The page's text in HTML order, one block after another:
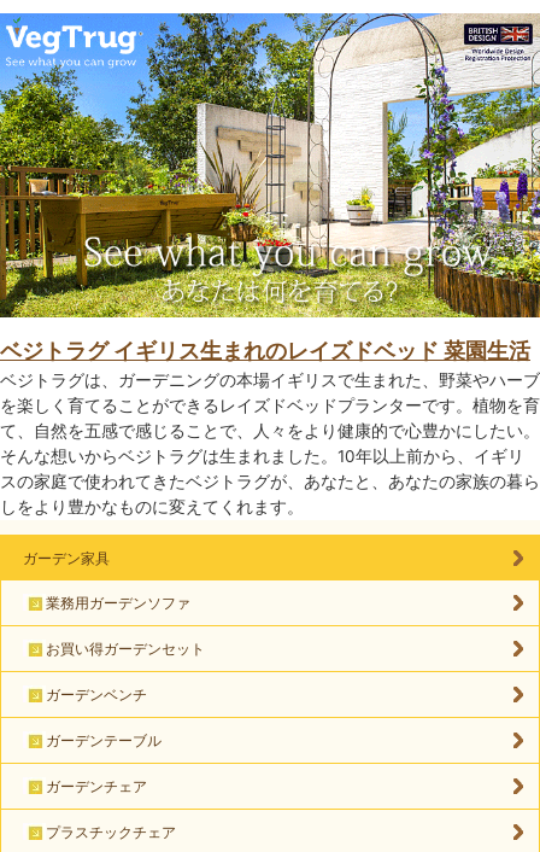
ベジトラグ イギリス生まれのレイズドベッド 菜園生活
ベジトラグは、ガーデニングの本場イギリスで生まれた、野菜やハーブ
を楽しく育てることができるレイズドベッドプランターです。植物を育
て、自然を五感で感じることで、人々をより健康的で心豊かにしたい。
そんな想いからベジトラグは生まれました。10年以上前から、イギリ
スの家庭で使われてきたベジトラグが、あなたと、あなたの家族の暮ら
しをより豊かなものに変えてくれます。
ガーデン家具
業務用ガーデンソファ
お買い得ガーデンセット
ガーデンベンチ
ガーデンテーブル
ガーデンチェア
プラスチックチェア